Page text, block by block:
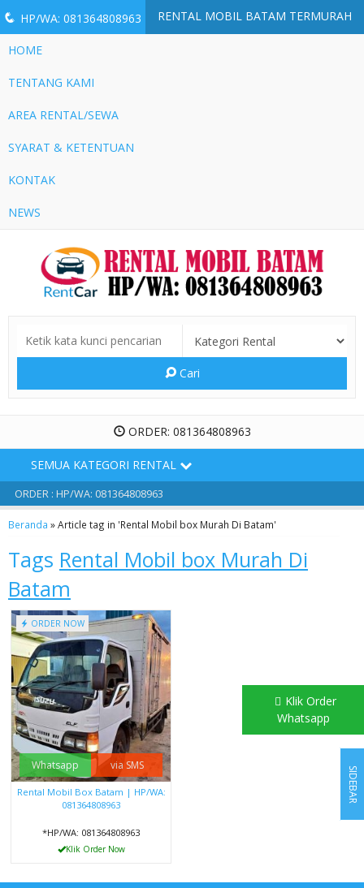
q HP/WA: 081364808963 RENTAL MOBIL BATAM TERMURAH
HOME
TENTANG KAMI
AREA RENTAL/SEWA
SYARAT & KETENTUAN
KONTAK
NEWS
Cari
ORDER: 081364808963
SEMUA KATEGORI RENTAL
ORDER : HP/WA: 081364808963
Beranda »Article tag in 'Rental Mobil box Murah Di Batam'
Tags Rental Mobil box Murah Di
Batam
ORDER NOW
Whatsapp via SMS
Rental Mobil Box Batam | HP/WA:
081364808963
*HP/WA: 081364808963
Klik Order Now
SIDEBAR
Klik Order
Whatsapp